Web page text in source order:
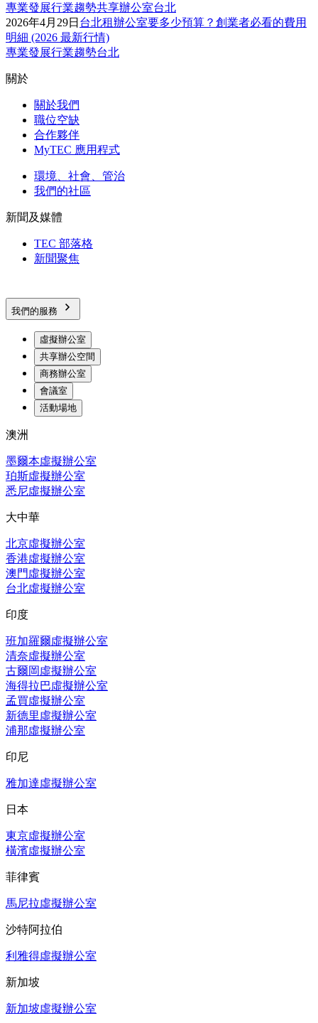
專業發展行業趨勢共享辦公室台北
2026年4月29日 台北租辦公室要多少預算？創業者必看的費用
明細 (2026 最新行情)
專業發展行業趨勢台北
關於
關於我們
職位空缺
合作夥伴
MyTEC 應用程式
環境、社會、管治
我們的社區
新聞及媒體
TEC 部落格
新聞聚焦
我們的服務
虛擬辦公室
共享辦公空間
商務辦公室
會議室
活動場地
澳洲
墨爾本虛擬辦公室
珀斯虛擬辦公室
悉尼虛擬辦公室
大中華
北京虛擬辦公室
香港虛擬辦公室
澳門虛擬辦公室
台北虛擬辦公室
印度
班加羅爾虛擬辦公室
清奈虛擬辦公室
古爾岡虛擬辦公室
海得拉巴虛擬辦公室
孟買虛擬辦公室
新德里虛擬辦公室
浦那虛擬辦公室
印尼
雅加達虛擬辦公室
日本
東京虛擬辦公室
橫濱虛擬辦公室
菲律賓
馬尼拉虛擬辦公室
沙特阿拉伯
利雅得虛擬辦公室
新加坡
新加坡虛擬辦公室